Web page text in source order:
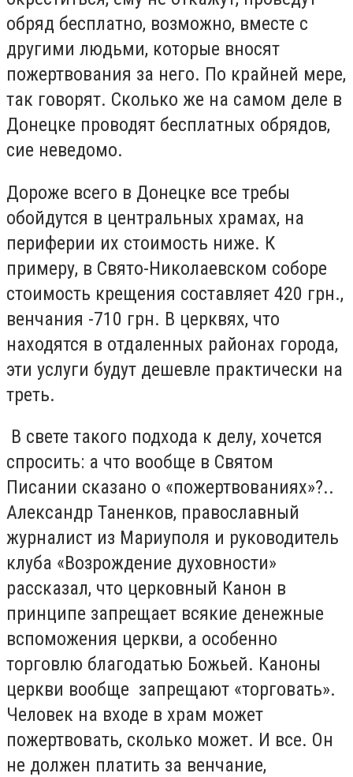
обряд бесплатно, возможно, вместе с
другими людьми, которые вносят
пожертвования за него. По крайней мере,
так говорят. Сколько же на самом деле в
Донецке проводят бесплатных обрядов,
сие неведомо.
Дороже всего в Донецке все требы
обойдутся в центральных храмах, на
периферии их стоимость ниже. К
примеру, в Свято-Николаевском соборе
стоимость крещения составляет 420 грн.,
венчания -710 грн. В церквях, что
находятся в отдаленных районах города,
эти услуги будут дешевле практически на
треть.
В свете такого подхода к делу, хочется
спросить: а что вообще в Святом
Писании сказано о «пожертвованиях»?..
Александр Таненков, православный
журналист из Мариуполя и руководитель
клуба «Возрождение духовности»
рассказал, что церковный Канон в
принципе запрещает всякие денежные
вспоможения церкви, а особенно
торговлю благодатью Божьей. Каноны
церкви вообще запрещают «торговать».
Человек на входе в храм может
пожертвовать, сколько может. И все. Он
не должен платить за венчание,